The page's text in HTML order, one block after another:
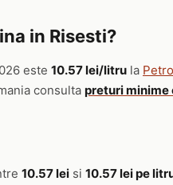
in Risesti?
este 10.57 lei/litru la
consulta preturi
10.57 lei si 10.57 lei pe